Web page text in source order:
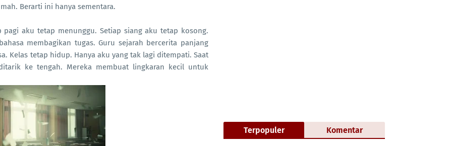
Berarti ini hanya sementara.
aku tetap menunggu. Setiap siang aku tetap kosong.
membagikan tugas. Guru sejarah bercerita panjang
Kelas tetap hidup. Hanya aku yang tak lagi ditempati. Saat
ke tengah. Mereka membuat lingkaran kecil untuk
Terpopuler Komentar